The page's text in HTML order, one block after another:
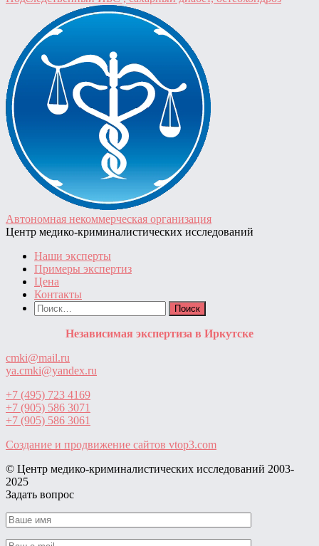
Автономная некоммерческая организация
Центр медико-криминалистических исследований
Наши эксперты
Примеры экспертиз
Цена
Контакты
Найти:
Независимая экспертиза в Иркутске
cmki@mail.ru
ya.cmki@yandex.ru
+7 (495) 723 4169
+7 (905) 586 3071
+7 (905) 586 3061
Создание и продвижение сайтов vtop3.com
© Центр медико-криминалистических исследований ‎2003-
2025
Задать вопрос